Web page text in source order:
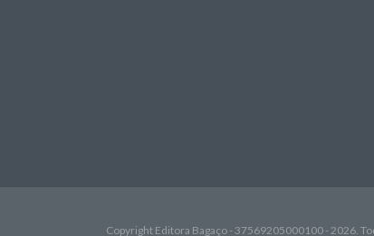
Copyright Editora Bagaço - 37569205000100 - 2026.